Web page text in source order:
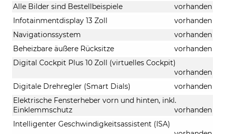
Alle Bilder sind Bestellbeispiele
vorhanden
Infotainmentdisplay 13 Zoll
vorhanden
Navigationssystem
vorhanden
Beheizbare äußere Rücksitze
vorhanden
Digital Cockpit Plus 10 Zoll (virtuelles Cockpit)
vorhanden
Digitale Drehregler (Smart Dials)
vorhanden
Elektrische Fensterheber vorn und hinten, inkl.
Einklemmschutz
vorhanden
Intelligenter Geschwindigkeitsassistent (ISA)